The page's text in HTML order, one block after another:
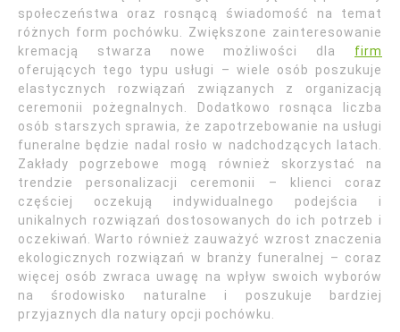
społeczeństwa oraz rosnącą świadomość na temat
różnych form pochówku. Zwiększone zainteresowanie
kremacją stwarza nowe możliwości dla firm
oferujących tego typu usługi – wiele osób poszukuje
elastycznych rozwiązań związanych z organizacją
ceremonii pożegnalnych. Dodatkowo rosnąca liczba
osób starszych sprawia, że zapotrzebowanie na usługi
funeralne będzie nadal rosło w nadchodzących latach.
Zakłady pogrzebowe mogą również skorzystać na
trendzie personalizacji ceremonii – klienci coraz
częściej oczekują indywidualnego podejścia i
unikalnych rozwiązań dostosowanych do ich potrzeb i
oczekiwań. Warto również zauważyć wzrost znaczenia
ekologicznych rozwiązań w branży funeralnej – coraz
więcej osób zwraca uwagę na wpływ swoich wyborów
na środowisko naturalne i poszukuje bardziej
przyjaznych dla natury opcji pochówku.